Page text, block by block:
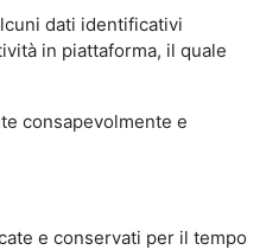
dati identificativi
in piattaforma, il quale
consapevolmente e
e conservati per il tempo